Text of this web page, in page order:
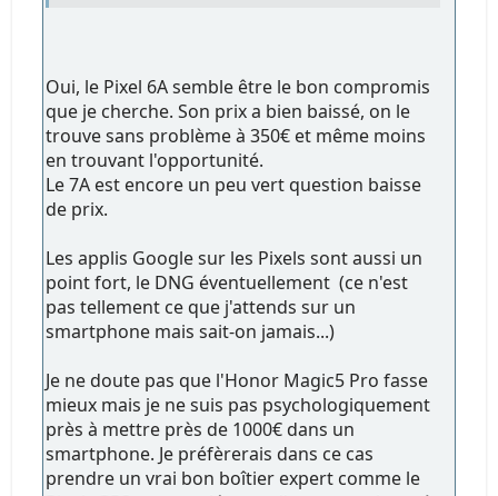
Oui, le Pixel 6A semble être le bon compromis
que je cherche. Son prix a bien baissé, on le
trouve sans problème à 350€ et même moins
en trouvant l'opportunité.
Le 7A est encore un peu vert question baisse
de prix.
Les applis Google sur les Pixels sont aussi un
point fort, le DNG éventuellement (ce n'est
pas tellement ce que j'attends sur un
smartphone mais sait-on jamais...)
Je ne doute pas que l'Honor Magic5 Pro fasse
mieux mais je ne suis pas psychologiquement
près à mettre près de 1000€ dans un
smartphone. Je préfèrerais dans ce cas
prendre un vrai bon boîtier expert comme le